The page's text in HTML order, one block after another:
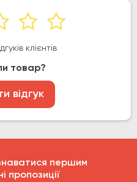
клієнтів
товар?
відгук
першим
пропозиції